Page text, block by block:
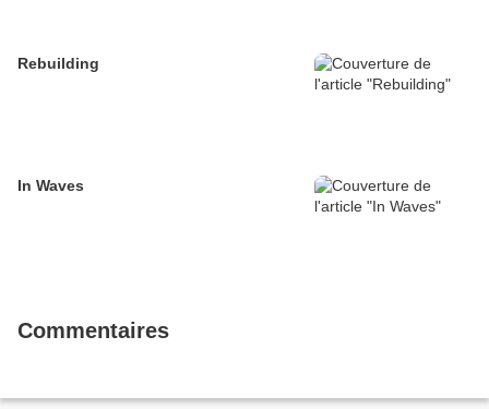
Rebuilding
In Waves
Commentaires